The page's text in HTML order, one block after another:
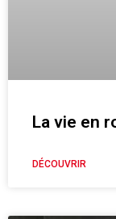
La vie en
DÉCOUVRIR